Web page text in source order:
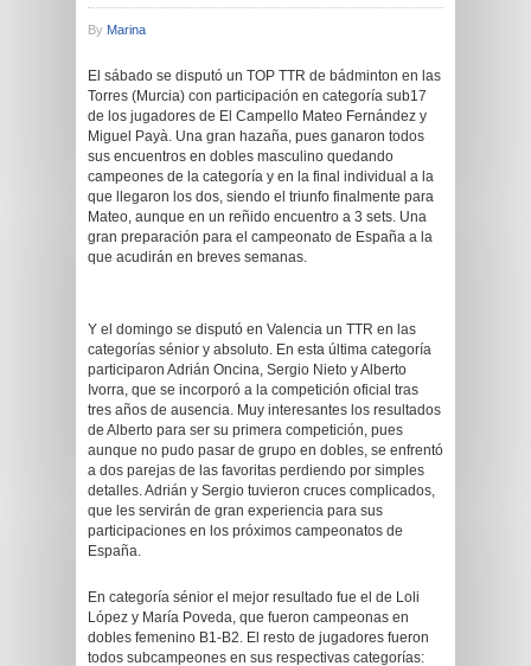
By Marina
El sábado se disputó un TOP TTR de bádminton en las
Torres (Murcia) con participación en categoría sub17
de los jugadores de El Campello Mateo Fernández y
Miguel Payà. Una gran hazaña, pues ganaron todos
sus encuentros en dobles masculino quedando
campeones de la categoría y en la final individual a la
que llegaron los dos, siendo el triunfo finalmente para
Mateo, aunque en un reñido encuentro a 3 sets. Una
gran preparación para el campeonato de España a la
que acudirán en breves semanas.
Y el domingo se disputó en Valencia un TTR en las
categorías sénior y absoluto. En esta última categoría
participaron Adrián Oncina, Sergio Nieto y Alberto
Ivorra, que se incorporó a la competición oficial tras
tres años de ausencia. Muy interesantes los resultados
de Alberto para ser su primera competición, pues
aunque no pudo pasar de grupo en dobles, se enfrentó
a dos parejas de las favoritas perdiendo por simples
detalles. Adrián y Sergio tuvieron cruces complicados,
que les servirán de gran experiencia para sus
participaciones en los próximos campeonatos de
España.
En categoría sénior el mejor resultado fue el de Loli
López y María Poveda, que fueron campeonas en
dobles femenino B1-B2. El resto de jugadores fueron
todos subcampeones en sus respectivas categorías: